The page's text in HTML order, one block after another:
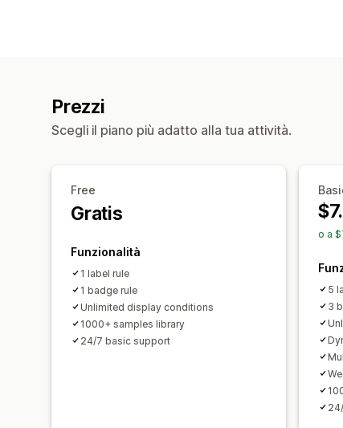
Prezzi
Scegli il piano più adatto alla tua attività.
Free
Gratis
Funzionalità
1 label rule
1 badge rule
Unlimited display conditions
1000+ samples library
24/7 basic support
o a
5
3